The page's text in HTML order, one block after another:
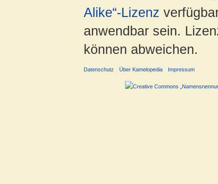
Alike“-Lizenz
anwendbar sein.
können abweichen.
Datenschutz Über Kamelopedia Impressum